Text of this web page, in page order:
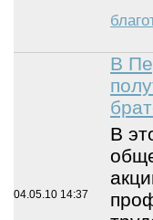
04.05.10 14:37
В
В